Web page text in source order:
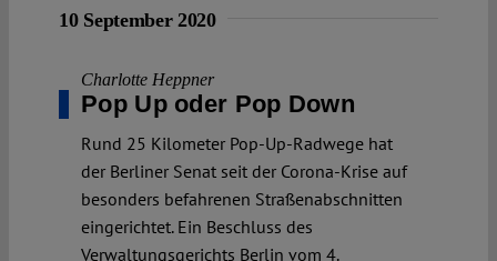
10 September 2020
Charlotte Heppner
Pop Up oder Pop Down
Rund 25 Kilometer Pop-Up-Radwege hat
der Berliner Senat seit der Corona-Krise auf
besonders befahrenen Straßenabschnitten
eingerichtet. Ein Beschluss des
Verwaltungsgerichts Berlin vom 4.